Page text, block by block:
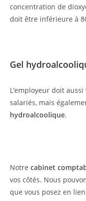
concentration de
doit être inférieure à
Gel
L’employeur doit
salariés, mais
hydroalcoolique.
Notre cabinet
vos côtés. Nous
que vous posez en